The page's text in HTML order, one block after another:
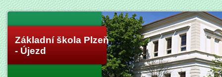
Základní škola Plzeň
- Újezd